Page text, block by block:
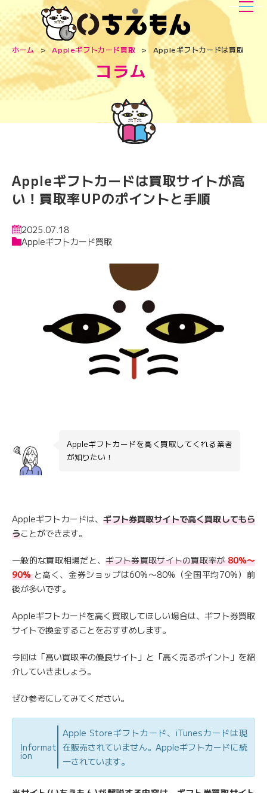
ホーム Appleギフトカード買取 Appleギフトカードは買取サイ
コラム
Appleギフトカードは買取サイトが高
い！買取率UPのポイントと手順
2025.07.18
Appleギフトカード買取
Appleギフトカードを高く買取してくれる業者
が知りたい！
Appleギフトカードは、ギフト券買取サイトで高く買取してもら
うことができます。
一般的な買取相場だと、ギフト券買取サイトの買取率が 80%〜
90% と高く、金券ショップは60%〜80%（全国平均70%）前
後が多いです。
Appleギフトカードを高く買取してほしい場合は、ギフト券買取
サイトで換金することをおすすめします。
今回は「高い買取率の優良サイト」と「高く売るポイント」を紹
介していきましょう。
ぜひ参考にしてみてください。
Informat
ion
Apple Storeギフトカード、iTunesカードは現
在販売されていません。Appleギフトカードに統
一されています。